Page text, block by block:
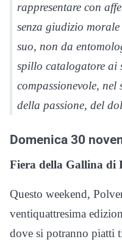
rappresentare con
senza giudizio
suo, non da
spillo catalogatore ai
compassionevole,
della passione, del
Domenica 30
Fiera della Gallina di
Questo weekend,
ventiquattresima
dove si potranno piatti